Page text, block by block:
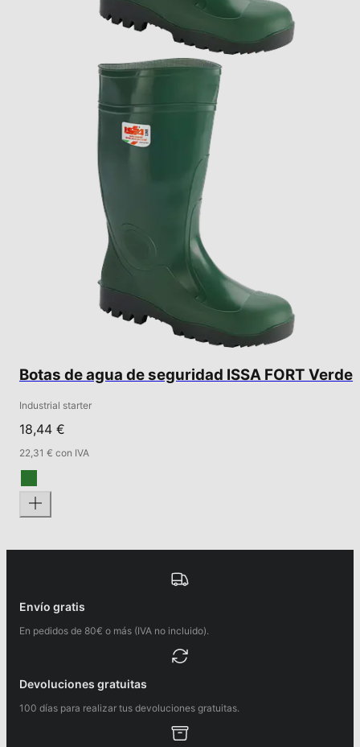
Botas de agua de seguridad ISSA FORT Verde
Industrial starter
18,44 €
22,31 € con IVA
Envío gratis
En pedidos de 80€ o más (IVA no incluido).
Devoluciones gratuitas
100 días para realizar tus devoluciones gratuitas.